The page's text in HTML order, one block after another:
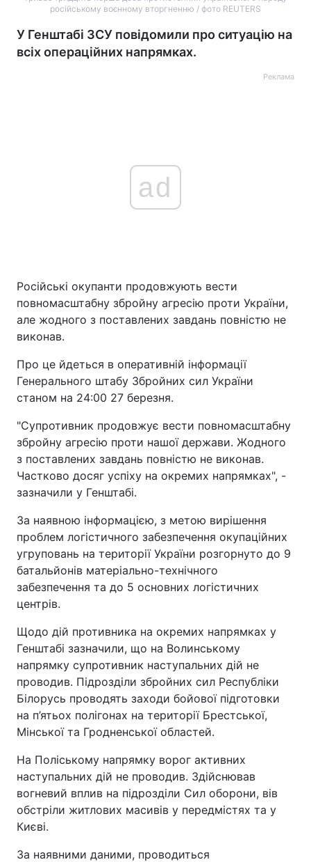
російському воєнному вторгненню / фото REUTERS
У Генштабі ЗСУ повідомили про ситуацію на
всіх операційних напрямках.
Реклама
ad
Російські окупанти продовжують вести
повномасштабну збройну агресію проти України,
але жодного з поставлених завдань повністю не
виконав.
Про це йдеться в оперативній інформації
Генерального штабу Збройних сил України
станом на 24:00 27 березня.
"Супротивник продовжує вести повномасштабну
збройну агресію проти нашої держави. Жодного
з поставлених завдань повністю не виконав.
Частково досяг успіху на окремих напрямках", -
зазначили у Генштабі.
За наявною інформацією, з метою вирішення
проблем логістичного забезпечення окупаційних
угруповань на території України розгорнуто до 9
батальйонів матеріально-технічного
забезпечення та до 5 основних логістичних
центрів.
Щодо дій противника на окремих напрямках у
Генштабі зазначили, що на Волинському
напрямку супротивник наступальних дій не
проводив. Підрозділи збройних сил Республіки
Білорусь проводять заходи бойової підготовки
на п’ятьох полігонах на території Брестської,
Мінської та Гродненської областей.
На Поліському напрямку ворог активних
наступальних дій не проводив. Здійснював
вогневий вплив на підрозділи Сил оборони, вів
обстріли житлових масивів у передмістях та у
Києві.
За наявними даними, проводиться